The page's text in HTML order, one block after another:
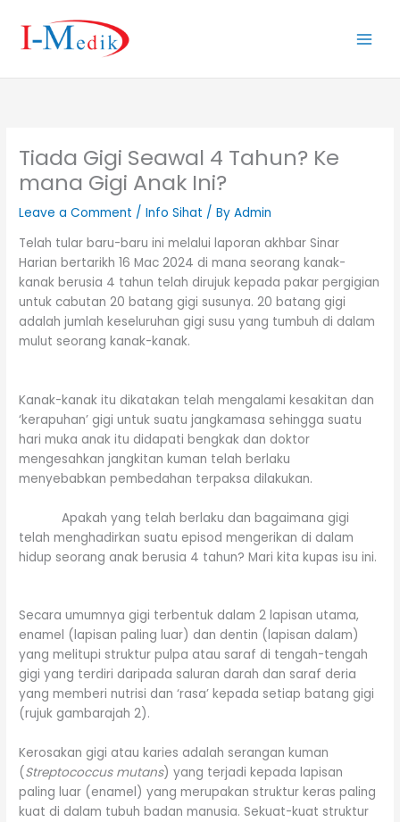
content
Tiada Gigi Seawal 4 Tahun? Ke
mana Gigi Anak Ini?
Leave a Comment /Info Sihat / ByAdmin
Telah tular baru-baru ini melalui laporan akhbar Sinar
Harian bertarikh 16 Mac 2024 di mana seorang kanak-
kanak berusia 4 tahun telah dirujuk kepada pakar pergigian
untuk cabutan 20 batang gigi susunya. 20 batang gigi
adalah jumlah keseluruhan gigi susu yang tumbuh di dalam
mulut seorang kanak-kanak.
Kanak-kanak itu dikatakan telah mengalami kesakitan dan
‘kerapuhan’ gigi untuk suatu jangkamasa sehingga suatu
hari muka anak itu didapati bengkak dan doktor
mengesahkan jangkitan kuman telah berlaku
menyebabkan pembedahan terpaksa dilakukan.
Apakah yang telah berlaku dan bagaimana gigi
telah menghadirkan suatu episod mengerikan di dalam
hidup seorang anak berusia 4 tahun? Mari kita kupas isu ini.
Secara umumnya gigi terbentuk dalam 2 lapisan utama,
enamel (lapisan paling luar) dan dentin (lapisan dalam)
yang melitupi struktur pulpa atau saraf di tengah-tengah
gigi yang terdiri daripada saluran darah dan saraf deria
yang memberi nutrisi dan ‘rasa’ kepada setiap batang gigi
(rujuk gambarajah 2).
Kerosakan gigi atau karies adalah serangan kuman
(Streptococcus mutans) yang terjadi kepada lapisan
paling luar (enamel) yang merupakan struktur keras paling
kuat di dalam tubuh badan manusia. Sekuat-kuat struktur